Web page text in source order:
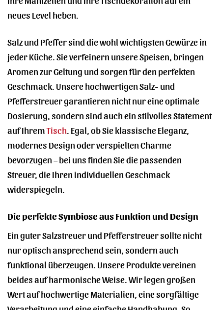
neues Level heben.
Salz und Pfeffer sind die wohl wichtigsten Gewürze in
jeder Küche. Sie verfeinern unsere Speisen, bringen
Aromen zur Geltung und sorgen für den perfekten
Geschmack. Unsere hochwertigen Salz- und
Pfefferstreuer garantieren nicht nur eine optimale
Dosierung, sondern sind auch ein stilvolles Statement
auf IhremTisch . Egal, ob Sie klassische Eleganz,
modernes Design oder verspielten Charme
bevorzugen – bei uns finden Sie die passenden
Streuer, die Ihren individuellen Geschmack
widerspiegeln.
Die perfekte Symbiose aus Funktion und Design
Ein guter Salzstreuer und Pfefferstreuer sollte nicht
nur optisch ansprechend sein, sondern auch
funktional überzeugen. Unsere Produkte vereinen
beides auf harmonische Weise. Wir legen großen
Wert auf hochwertige Materialien, eine sorgfältige